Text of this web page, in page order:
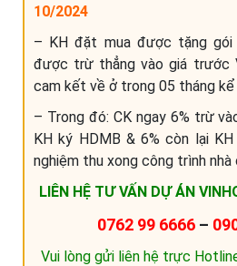
10/2024
– KH đặt mua được tặng gói
được trừ thẳng vào giá trước
cam kết về ở trong 05 tháng kể
– Trong đó: CK ngay 6% trừ
KH ký HDMB & 6% còn lại
nghiệm thu xong công trình nhà
LIÊN HỆ TƯ VẤN DỰ ÁN
0762 99 6666–
Vui lòng gửi liên hệ trực